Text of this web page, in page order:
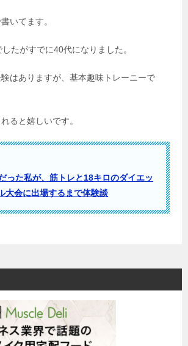
いてます。
たがすでに40代になりました。
はありますが、基本趣味トレーニーで
ると嬉しいです。
った私が、筋トレと18キロのダイエッ
大会に出場するまで体験談